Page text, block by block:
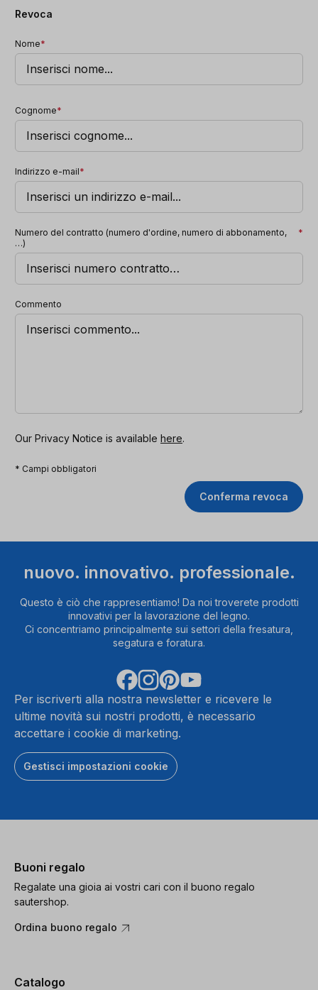
Revoca
Nome*
Cognome*
Indirizzo e-mail*
Numero del contratto (numero d'ordine, numero di abbonamento,
…)
*
Commento
Our Privacy Notice is available here.
* Campi obbligatori
Conferma revoca
nuovo. innovativo. professionale.
Questo è ciò che rappresentiamo! Da noi troverete prodotti
innovativi per la lavorazione del legno.
Ci concentriamo principalmente sui settori della fresatura,
segatura e foratura.
Per iscriverti alla nostra newsletter e ricevere le
ultime novità sui nostri prodotti, è necessario
accettare i cookie di marketing.
Gestisci impostazioni cookie
Buoni regalo
Regalate una gioia ai vostri cari con il buono regalo
sautershop.
Ordina buono regalo
Catalogo